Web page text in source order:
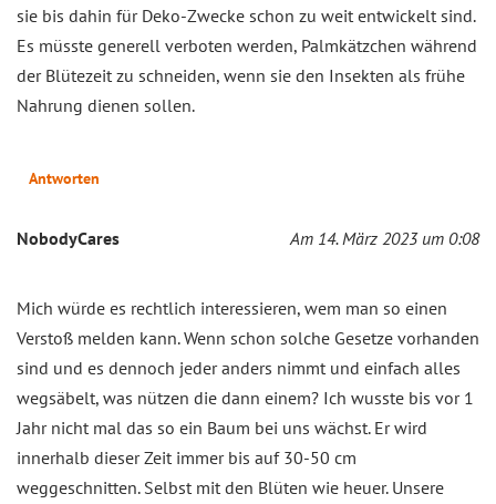
sie bis dahin für Deko-Zwecke schon zu weit entwickelt sind.
Es müsste generell verboten werden, Palmkätzchen während
der Blütezeit zu schneiden, wenn sie den Insekten als frühe
Nahrung dienen sollen.
Antworten
NobodyCares Am 14. März 2023 um 0:08
Mich würde es rechtlich interessieren, wem man so einen
Verstoß melden kann. Wenn schon solche Gesetze vorhanden
sind und es dennoch jeder anders nimmt und einfach alles
wegsäbelt, was nützen die dann einem? Ich wusste bis vor 1
Jahr nicht mal das so ein Baum bei uns wächst. Er wird
innerhalb dieser Zeit immer bis auf 30-50 cm
weggeschnitten. Selbst mit den Blüten wie heuer. Unsere